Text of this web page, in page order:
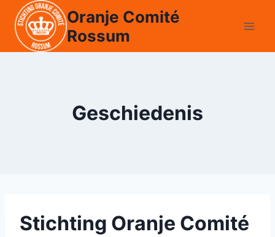
Doorgaan
naar
inhoud
Oranje Comité
Rossum
Geschiedenis
Stichting Oranje Comité